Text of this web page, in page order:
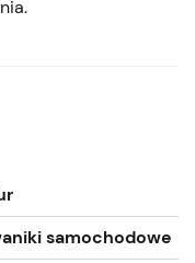
samochodowe